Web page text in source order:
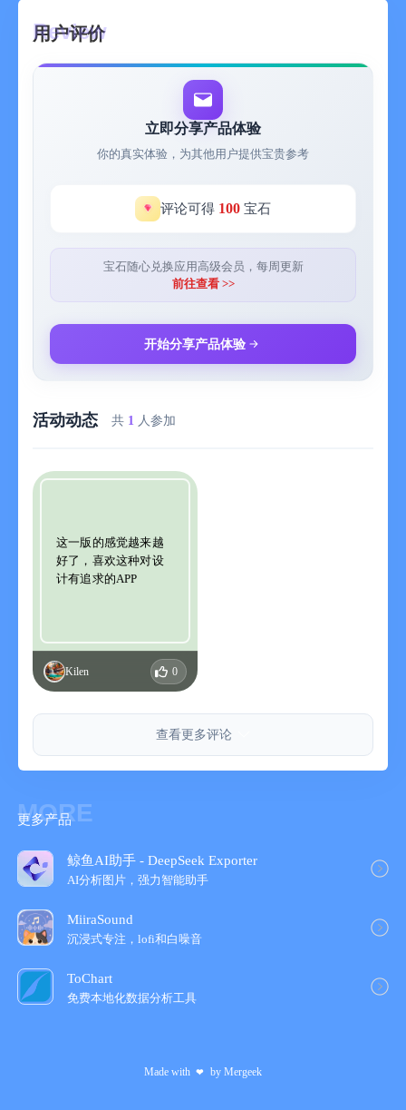
输入日程后，通过小部件随时方便确认。
现在要做什么，我的计划是什么
小部件或通知栏会帮您无法忘记日程
key point 1. 可一目了然一天所有的行程！
key point 3. 多样的主题和字体，个性十足！
key point 4. 制作好的日程可以先保存，需要时可以再读取。
满怀雄心准备的计划，
毫无意义的每天
向烦躁无味的日子say goodbye
独一无二的计划，坚守计划，提高自我价值！
Privacy policy: https://haruharu.piesoft.co.kr/legal/privacy-policy
Terms of service: https://haruharu.piesoft.co.kr/legal/eula
用户评价
立即分享产品体验
你的真实体验，为其他用户提供宝贵参考
评论可得 100 宝石
宝石随心兑换应用高级会员，每周更新
前往查看 >>
开始分享产品体验
活动动态 共 1 人参加
这一版的感觉越来越
好了，喜欢这种对设
计有追求的APP
Kilen 0
查看更多评论
MORE
更多产品
鲸鱼AI助手 - DeepSeek Exporter
AI分析图片，强力智能助手
MiiraSound
沉浸式专注，lofi和白噪音
ToChart
免费本地化数据分析工具
Made with ❤ by Mergeek